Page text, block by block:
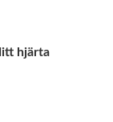
hjärta